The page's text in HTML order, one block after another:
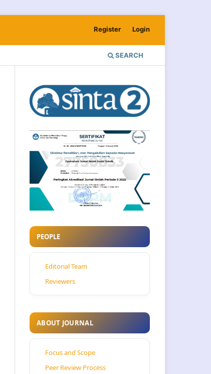
SEARCH
Register Login
PEOPLE
Editorial Team
Reviewers
ABOUT JOURNAL
Focus and Scope
Peer Review Process